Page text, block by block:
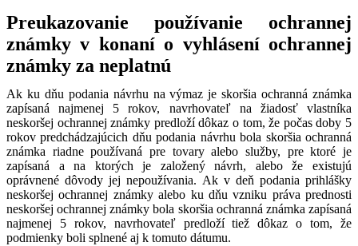
Preukazovanie používanie ochrannej
známky v konaní o vyhlásení ochrannej
známky za neplatnú
Ak ku dňu podania návrhu na výmaz je skoršia ochranná známka
zapísaná najmenej 5 rokov, navrhovateľ na žiadosť vlastníka
neskoršej ochrannej známky predloží dôkaz o tom, že počas doby 5
rokov predchádzajúcich dňu podania návrhu bola skoršia ochranná
známka riadne používaná pre tovary alebo služby, pre ktoré je
zapísaná a na ktorých je založený návrh, alebo že existujú
oprávnené dôvody jej nepoužívania. Ak v deň podania prihlášky
neskoršej ochrannej známky alebo ku dňu vzniku práva prednosti
neskoršej ochrannej známky bola skoršia ochranná známka zapísaná
najmenej 5 rokov, navrhovateľ predloží tiež dôkaz o tom, že
podmienky boli splnené aj k tomuto dátumu.